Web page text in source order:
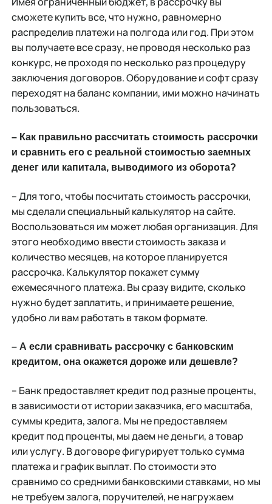
сможете купить все, что нужно, равномерно
распределив платежи на полгода или год. При этом
вы получаете все сразу, не проводя несколько раз
конкурс, не проходя по несколько раз процедуру
заключения договоров. Оборудование и софт сразу
переходят на баланс компании, ими можно начинать
пользоваться.
– Как правильно рассчитать стоимость рассрочки
и сравнить его с реальной стоимостью заемных
денег или капитала, выводимого из оборота?
– Для того, чтобы посчитать стоимость рассрочки,
мы сделали специальный калькулятор на сайте.
Воспользоваться им может любая организация. Для
этого необходимо ввести стоимость заказа и
количество месяцев, на которое планируется
рассрочка. Калькулятор покажет сумму
ежемесячного платежа. Вы сразу видите, сколько
нужно будет заплатить, и принимаете решение,
удобно ли вам работать в таком формате.
– А если сравнивать рассрочку с банковским
кредитом, она окажется дороже или дешевле?
– Банк предоставляет кредит под разные проценты,
в зависимости от истории заказчика, его масштаба,
суммы кредита, залога. Мы не предоставляем
кредит под проценты, мы даем не деньги, а товар
или услугу. В договоре фигурирует только сумма
платежа и график выплат. По стоимости это
сравнимо со средними банковскими ставками, но мы
не требуем залога, поручителей, не нагружаем